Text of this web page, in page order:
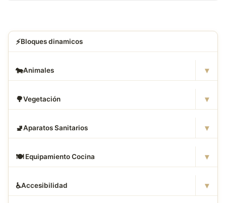
⚡Bloques dinamicos
🐄Animales ▾
🌳Vegetación ▾
🚽Aparatos Sanitarios ▾
🍽️ Equipamiento Cocina ▾
♿Accesibilidad ▾